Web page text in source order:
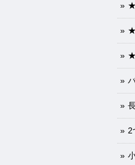
★
★
★
2